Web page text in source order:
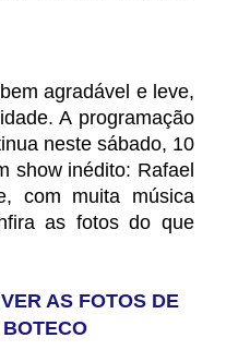
agradável e leve,
A programação
neste sábado, 10
show inédito: Rafael
com muita música
as fotos do que
AS FOTOS DE